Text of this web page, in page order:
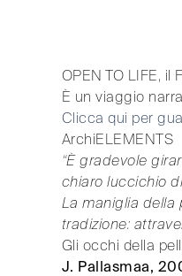
OPEN TO LIFE, il
È un viaggio
Clicca qui per
ArchiELEMENTS
“È gradevole
chiaro luccichio
La maniglia della
tradizione:
Gli occhi della
J. Pallasmaa,